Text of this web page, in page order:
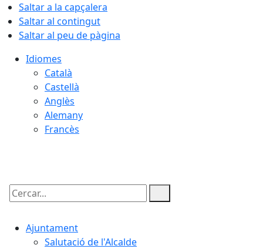
Saltar a la capçalera
Saltar al contingut
Saltar al peu de pàgina
Idiomes
Català
Castellà
Anglès
Alemany
Francès
Cercar:
Ajuntament
Salutació de l'Alcalde